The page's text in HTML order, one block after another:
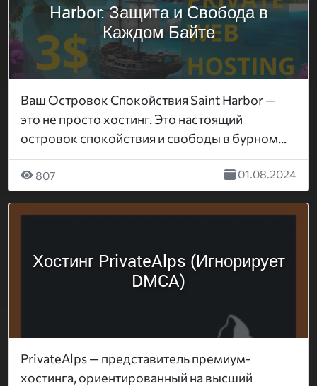
Harbor: Защита и Свобода в
Каждом Байте
Ваш Островок Спокойствия Saint Harbor —
это не просто хостинг. Это настоящий
островок спокойствия и свободы в бурном...
807 01.08.2024
Хостинг PrivateAlps (Игнорирует
DMCA)
PrivateAlps — представитель премиум-
хостинга, ориентированный на высший